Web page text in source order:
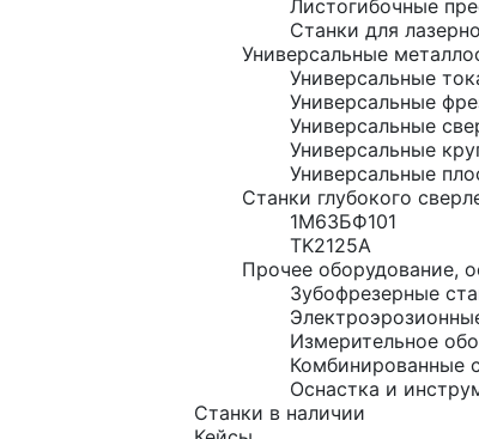
Листогибочные
Станки для
Универсальные
Универсальные
Универсальные
Универсальные
Универсальные
Универсальные
Станки глубокого
1М63БФ101
TK2125A
Прочее оборудование,
Зубофрезерные
Измерительное
Комбинированные
Оснастка и
Станки в наличии